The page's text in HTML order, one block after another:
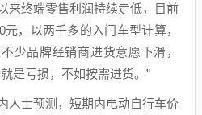
来终端零售利润持续走低，目前
，以两千多的入门车型计算，
少品牌经销商进货意愿下滑，
是亏损，不如按需进货。”
人士预测，短期内电动自行车价